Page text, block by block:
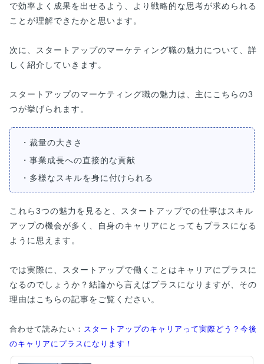
で効率よく成果を出せるよう、より戦略的な思考が求められる
ことが理解できたかと思います。
次に、スタートアップのマーケティング職の魅力について、詳
しく紹介していきます。
スタートアップのマーケティング職の魅力は、主にこちらの3
つが挙げられます。
・裁量の大きさ
・事業成長への直接的な貢献
・多様なスキルを身に付けられる
これら3つの魅力を見ると、スタートアップでの仕事はスキル
アップの機会が多く、自身のキャリアにとってもプラスになる
ように思えます。
では実際に、スタートアップで働くことはキャリアにプラスに
なるのでしょうか？結論から言えばプラスになりますが、その
理由はこちらの記事をご覧ください。
合わせて読みたい： スタートアップのキャリアって実際どう？今後
のキャリアにプラスになります！